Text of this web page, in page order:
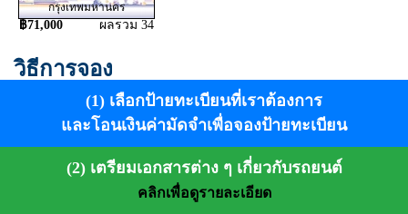
กรุงเทพมหานคร
฿71,000 ผลรวม 34
วิธีการจอง
(1) เลือกป้ายทะเบียนที่เราต้องการ
และโอนเงินค่ามัดจำเพื่อจองป้ายทะเบียน
(2) เตรียมเอกสารต่าง ๆ เกี่ยวกับรถยนต์
คลิกเพื่อดูรายละเอียด